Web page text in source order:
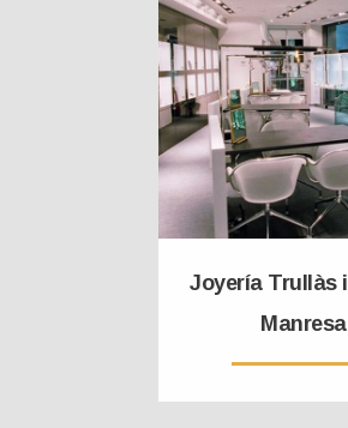
Joyería Trullàs i
Manresa